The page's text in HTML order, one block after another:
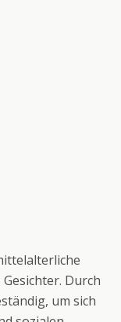
Durch
um sich